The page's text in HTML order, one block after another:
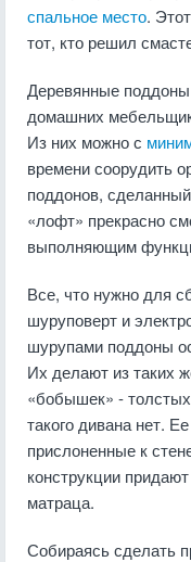
спальное место.
тот, кто решил
Деревянные
домашних
Из них можно с
времени соорудить
поддонов,
«лофт» прекрасно
выполняющим
Все, что нужно для
шуруповерт и
шурупами поддоны
Их делают из таких
«бобышек» -
такого дивана нет.
прислоненные к
конструкции
матраца.
Собираясь сделать